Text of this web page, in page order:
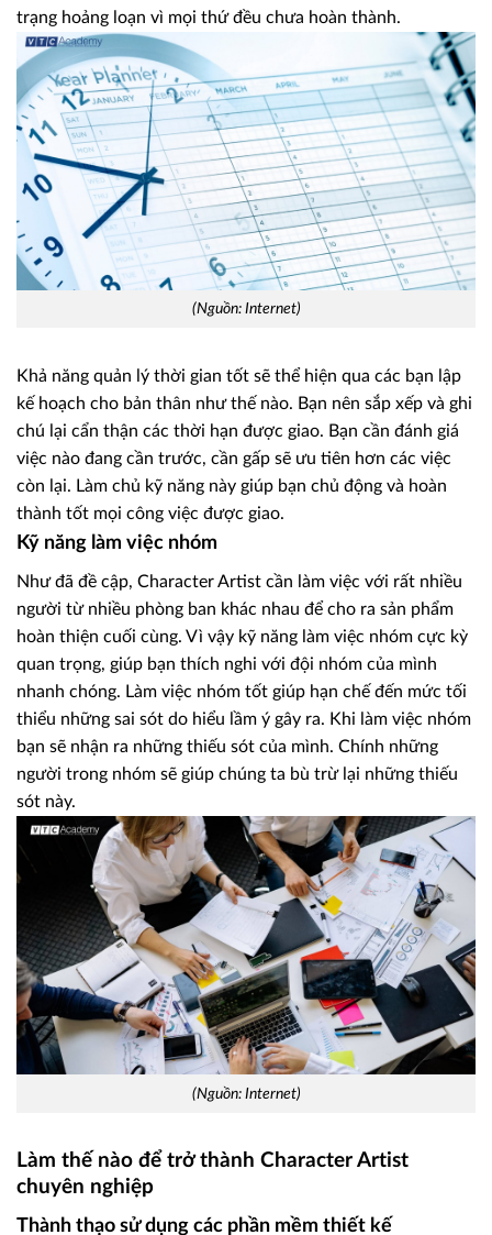
trạng hoảng loạn vì mọi thứ đều chưa hoàn thành.
(Nguồn: Internet)
Khả năng quản lý thời gian tốt sẽ thể hiện qua các bạn lập
kế hoạch cho bản thân như thế nào. Bạn nên sắp xếp và ghi
chú lại cẩn thận các thời hạn được giao. Bạn cần đánh giá
việc nào đang cần trước, cần gấp sẽ ưu tiên hơn các việc
còn lại. Làm chủ kỹ năng này giúp bạn chủ động và hoàn
thành tốt mọi công việc được giao.
Kỹ năng làm việc nhóm
Như đã đề cập, Character Artist cần làm việc với rất nhiều
người từ nhiều phòng ban khác nhau để cho ra sản phẩm
hoàn thiện cuối cùng. Vì vậy kỹ năng làm việc nhóm cực kỳ
quan trọng, giúp bạn thích nghi với đội nhóm của mình
nhanh chóng. Làm việc nhóm tốt giúp hạn chế đến mức tối
thiểu những sai sót do hiểu lầm ý gây ra. Khi làm việc nhóm
bạn sẽ nhận ra những thiếu sót của mình. Chính những
người trong nhóm sẽ giúp chúng ta bù trừ lại những thiếu
sót này.
(Nguồn: Internet)
Làm thế nào để trở thành Character Artist
chuyên nghiệp
Thành thạo sử dụng các phần mềm thiết kế